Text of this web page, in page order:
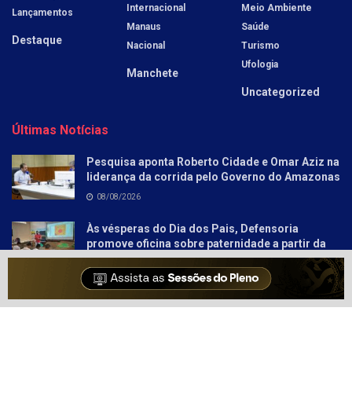
Lançamentos
Destaque
Internacional
Manaus
Nacional
Manchete
Meio Ambiente
Saúde
Turismo
Ufologia
Uncategorized
Últimas Notícias
Pesquisa aponta Roberto Cidade e Omar Aziz na
liderança da corrida pelo Governo do Amazonas
08/08/2026
Às vésperas do Dia dos Pais, Defensoria
promove oficina sobre paternidade a partir da
literatura para socioeducandos
08/08/2026